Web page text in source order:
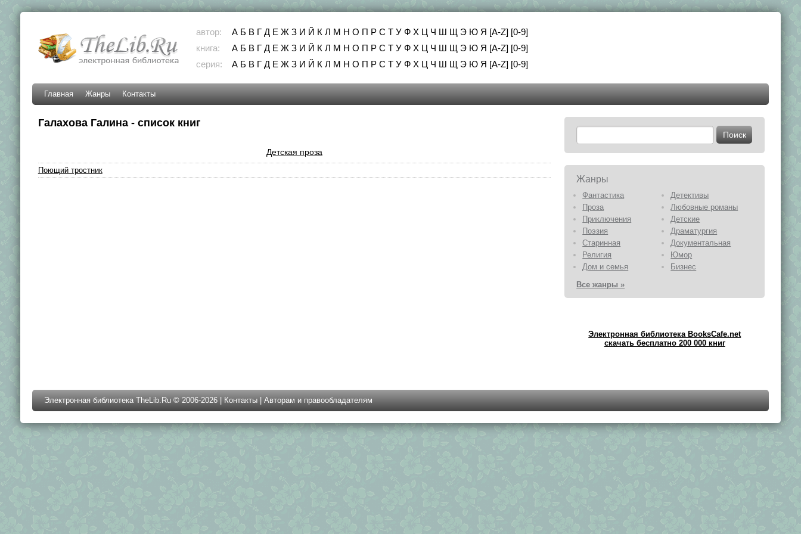
автор: А Б В Г Д Е Ж З И Й К Л М Н О П Р С Т У Ф Х Ц Ч Ш Щ Э Ю Я [A-Z] [0-9]
книга:
А Б В Г Д Е Ж З И Й К Л М Н О П Р С Т У Ф Х Ц Ч Ш Щ Э Ю Я [A-Z] [0-9]
серия:
А Б В Г Д Е Ж З И Й К Л М Н О П Р С Т У Ф Х Ц Ч Ш Щ Э Ю Я [A-Z] [0-9]
Главная Жанры Контакты
Галахова Галина - список книг
Детская проза
Поющий тростник
Жанры
Фантастика
Детективы
Проза
Любовные романы
Приключения
Детские
Поэзия
Драматургия
Старинная
Документальная
Религия
Юмор
Дом и семья
Бизнес
Все жанры »
Электронная библиотека BooksCafe.net
скачать бесплатно 200 000 книг
Электронная библиотека TheLib.Ru © 2006-2026 | Контакты| Авторам и правообладателям